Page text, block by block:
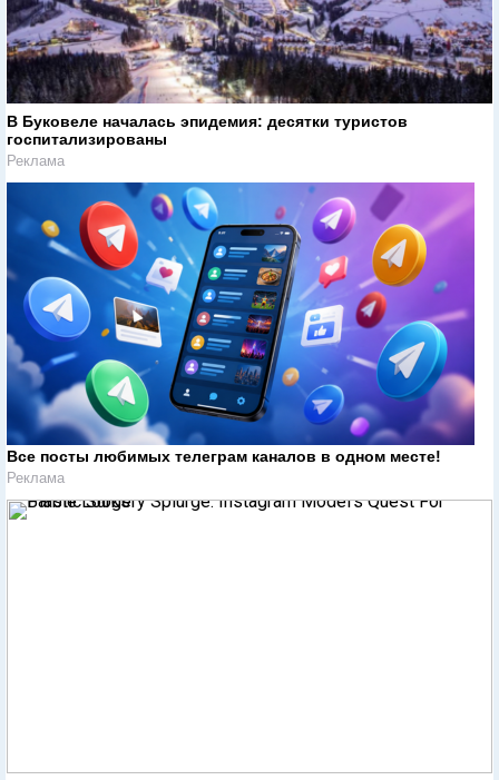
В Буковеле началась эпидемия: десятки туристов
госпитализированы
Реклама
Все посты любимых телеграм каналов в одном месте!
Реклама